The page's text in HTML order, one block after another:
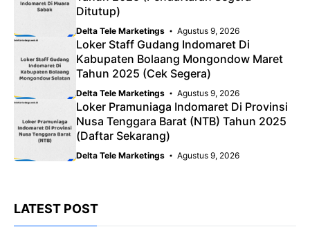
Ditutup)
Delta Tele Marketings Agustus 9, 2026
Loker Staff Gudang Indomaret Di
Kabupaten Bolaang Mongondow Maret
Tahun 2025 (Cek Segera)
Delta Tele Marketings Agustus 9, 2026
Loker Pramuniaga Indomaret Di Provinsi
Nusa Tenggara Barat (NTB) Tahun 2025
(Daftar Sekarang)
Delta Tele Marketings Agustus 9, 2026
LATEST POST